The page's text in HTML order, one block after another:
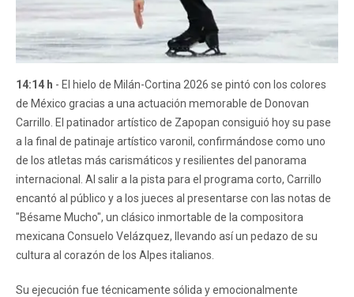
14:14 h - El hielo de Milán-Cortina 2026 se pintó con los colores
de México gracias a una actuación memorable de Donovan
Carrillo. El patinador artístico de Zapopan consiguió hoy su pase
a la final de patinaje artístico varonil, confirmándose como uno
de los atletas más carismáticos y resilientes del panorama
internacional. Al salir a la pista para el programa corto, Carrillo
encantó al público y a los jueces al presentarse con las notas de
"Bésame Mucho", un clásico inmortable de la compositora
mexicana Consuelo Velázquez, llevando así un pedazo de su
cultura al corazón de los Alpes italianos.
Su ejecución fue técnicamente sólida y emocionalmente